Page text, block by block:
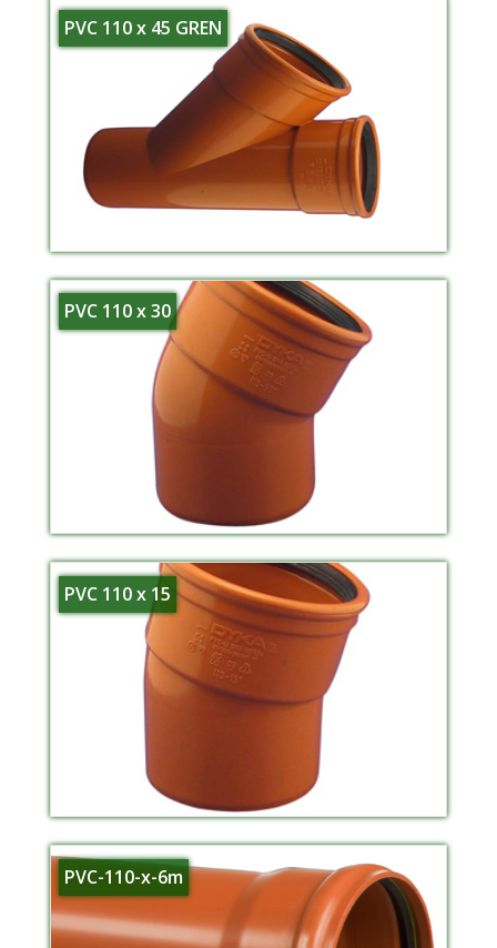
PVC 110 x 45 GREN
PVC 110 x 30
PVC 110 x 15
PVC-110-x-6m